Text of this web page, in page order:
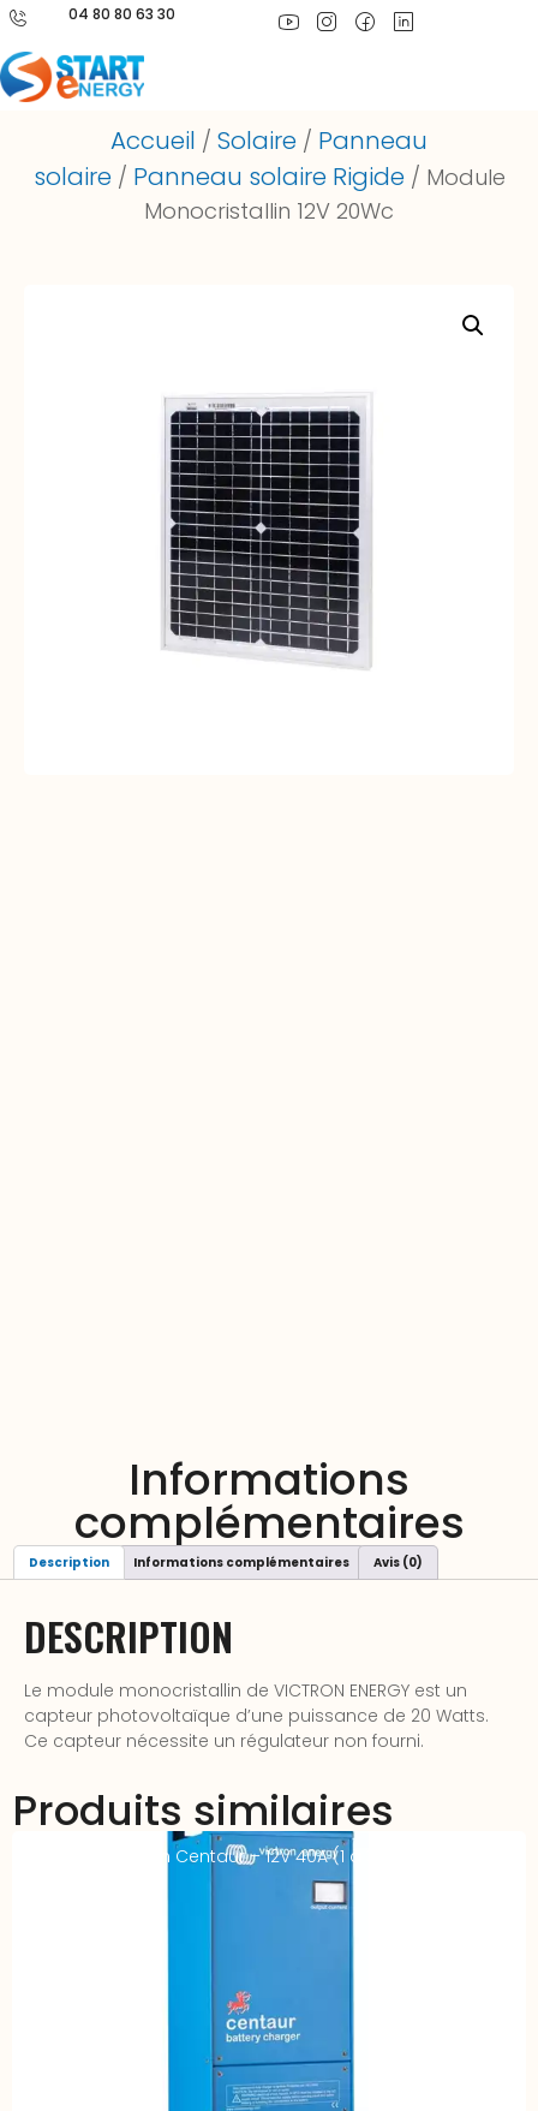
04 80 80 63 30
Accueil / Solaire / Panneau
solaire/ Panneau solaire Rigide/ Module
Monocristallin 12V 20Wc
Informations
complémentaires
Description Informations complémentaires Avis (0)
DESCRIPTION
Le module monocristallin de VICTRON ENERGY est un
capteur photovoltaïque d’une puissance de 20 Watts.
Ce capteur nécessite un régulateur non fourni.
Produits similaires
Chargeur Victron Centaur – 12V 40A (1 à 3 sorties)